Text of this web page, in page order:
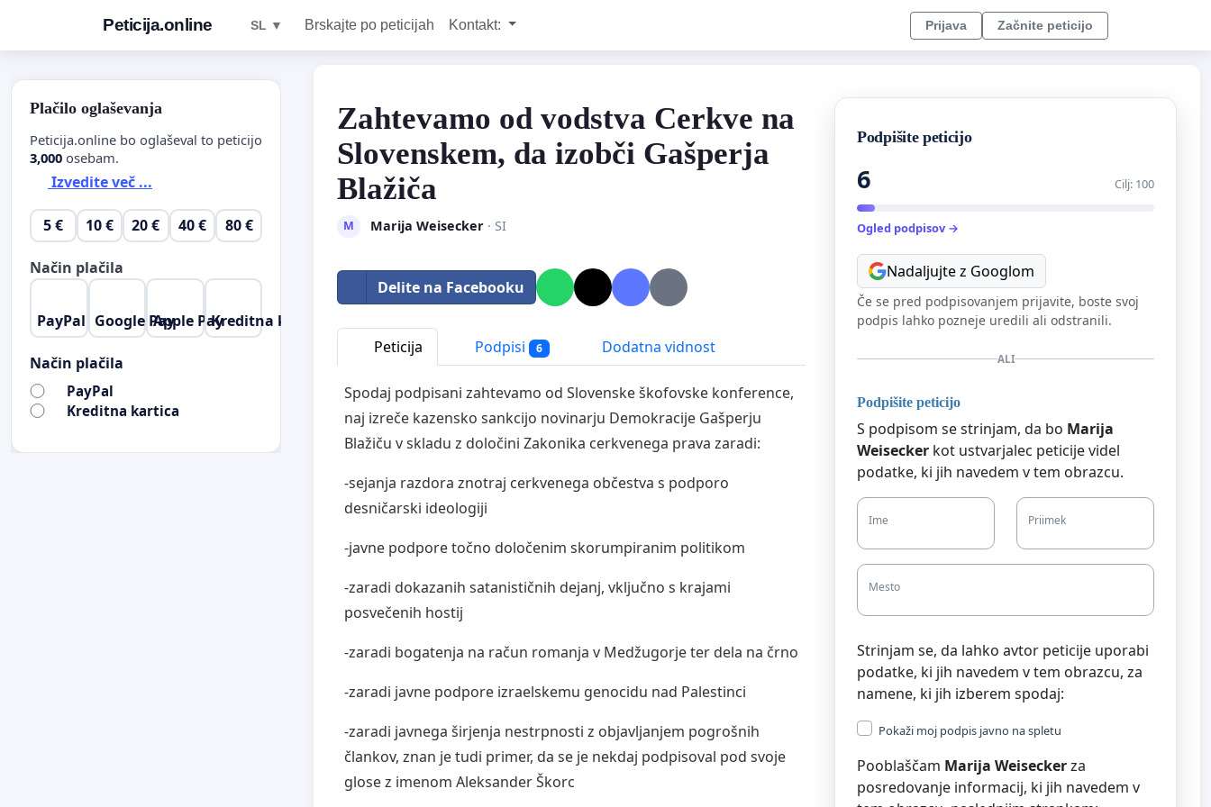
Peticija.online SL ▼ Brskajte po peticijah Kontakt: Prijava Začnite peticijo
Zahtevamo od vodstva Cerkve na
Slovenskem, da izobči Gašperja
Blažiča
M Marija Weisecker· SI
Delite na Facebooku
Peticija Podpisi 6 Dodatna vidnost
Spodaj podpisani zahtevamo od Slovenske škofovske konference,
naj izreče kazensko sankcijo novinarju Demokracije Gašperju
Blažiču v skladu z določini Zakonika cerkvenega prava zaradi:
-sejanja razdora znotraj cerkvenega občestva s podporo
desničarski ideologiji
-javne podpore točno določenim skorumpiranim politikom
-zaradi dokazanih satanističnih dejanj, vključno s krajami
posvečenih hostij
-zaradi bogatenja na račun romanja v Medžugorje ter dela na črno
-zaradi javne podpore izraelskemu genocidu nad Palestinci
-zaradi javnega širjenja nestrpnosti z objavljanjem pogrošnih
člankov, znan je tudi primer, da se je nekdaj podpisoval pod svoje
glose z imenom Aleksander Škorc
Podpišite peticijo
6 Cilj: 100
Ogled podpisov →
Nadaljujte z Googlom
Če se pred podpisovanjem prijavite, boste svoj
podpis lahko pozneje uredili ali odstranili.
ALI
Podpišite peticijo
S podpisom se strinjam, da bo Marija
Weisecker kot ustvarjalec peticije videl
podatke, ki jih navedem v tem obrazcu.
Ime Priimek
Mesto
Strinjam se, da lahko avtor peticije uporabi
podatke, ki jih navedem v tem obrazcu, za
namene, ki jih izberem spodaj:
Pokaži moj podpis javno na spletu
Pooblaščam Marija Weiseckerza
posredovanje informacij, ki jih navedem v
Plačilo oglaševanja
Peticija.online bo oglaševal to peticijo
3,000 osebam.
Izvedite več ...
5 € 10 € 20 € 40 € 80 €
Način plačila
PayPal Google PayApple PayKreditna kartica
Način plačila
PayPal
Kreditna kartica